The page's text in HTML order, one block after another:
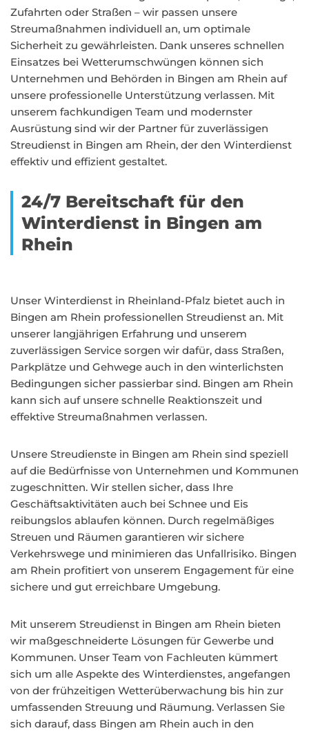
Zufahrten oder Straßen – wir passen unsere
Streumaßnahmen individuell an, um optimale
Sicherheit zu gewährleisten. Dank unseres schnellen
Einsatzes bei Wetterumschwüngen können sich
Unternehmen und Behörden in Bingen am Rhein auf
unsere professionelle Unterstützung verlassen. Mit
unserem fachkundigen Team und modernster
Ausrüstung sind wir der Partner für zuverlässigen
Streudienst in Bingen am Rhein, der den Winterdienst
effektiv und effizient gestaltet.
24/7 Bereitschaft für den
Winterdienst in Bingen am
Rhein
Unser Winterdienst in Rheinland-Pfalz bietet auch in
Bingen am Rhein professionellen Streudienst an. Mit
unserer langjährigen Erfahrung und unserem
zuverlässigen Service sorgen wir dafür, dass Straßen,
Parkplätze und Gehwege auch in den winterlichsten
Bedingungen sicher passierbar sind. Bingen am Rhein
kann sich auf unsere schnelle Reaktionszeit und
effektive Streumaßnahmen verlassen.
Unsere Streudienste in Bingen am Rhein sind speziell
auf die Bedürfnisse von Unternehmen und Kommunen
zugeschnitten. Wir stellen sicher, dass Ihre
Geschäftsaktivitäten auch bei Schnee und Eis
reibungslos ablaufen können. Durch regelmäßiges
Streuen und Räumen garantieren wir sichere
Verkehrswege und minimieren das Unfallrisiko. Bingen
am Rhein profitiert von unserem Engagement für eine
sichere und gut erreichbare Umgebung.
Mit unserem Streudienst in Bingen am Rhein bieten
wir maßgeschneiderte Lösungen für Gewerbe und
Kommunen. Unser Team von Fachleuten kümmert
sich um alle Aspekte des Winterdienstes, angefangen
von der frühzeitigen Wetterüberwachung bis hin zur
umfassenden Streuung und Räumung. Verlassen Sie
sich darauf, dass Bingen am Rhein auch in den